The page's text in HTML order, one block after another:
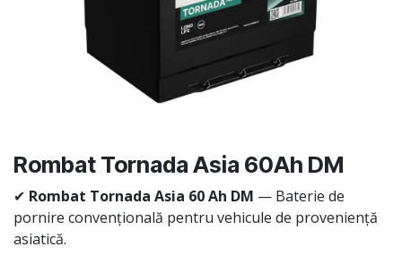
Rombat Tornada Asia 60Ah DM
✔ Rombat Tornada Asia 60 Ah DM — Baterie de
pornire convențională pentru vehicule de proveniență
asiatică.